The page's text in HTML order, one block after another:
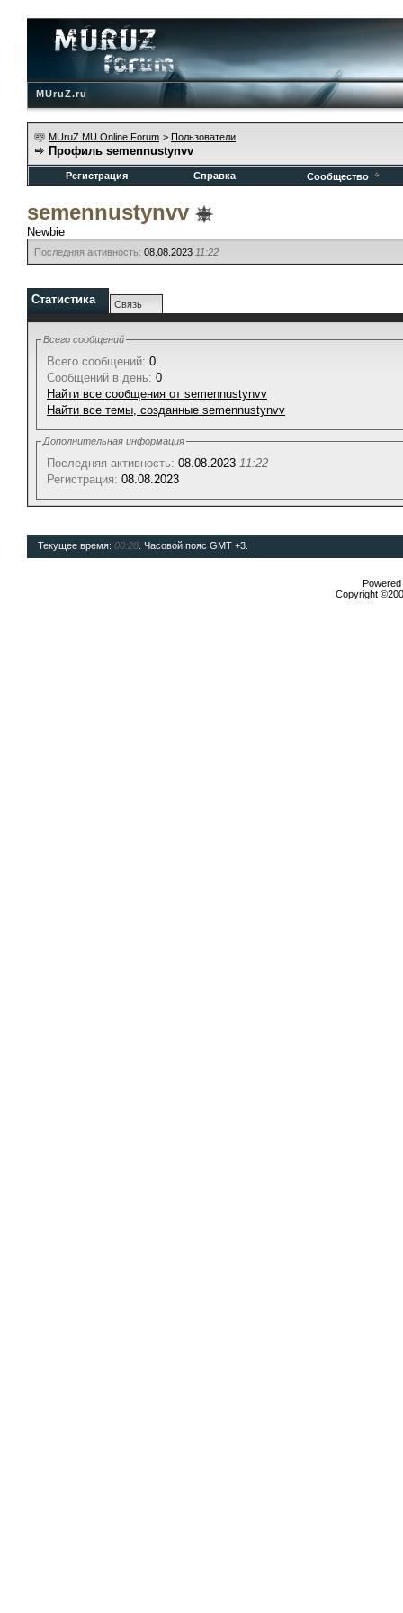
MUruZ.ru
MUruZ MU Online Forum > Пользователи
Профиль semennustynvv
Регистрация Справка Сообщество
semennustynvv
Newbie
Последняя активность: 08.08.2023 11:22
Статистика Связь
Всего сообщений
Всего сообщений: 0
Сообщений в день: 0
Найти все сообщения от semennustynvv
Найти все темы, созданные semennustynvv
Дополнительная информация
Последняя активность: 08.08.2023 11:22
Регистрация: 08.08.2023
Текущее время: 00:28 . Часовой пояс GMT +3.
Copyright